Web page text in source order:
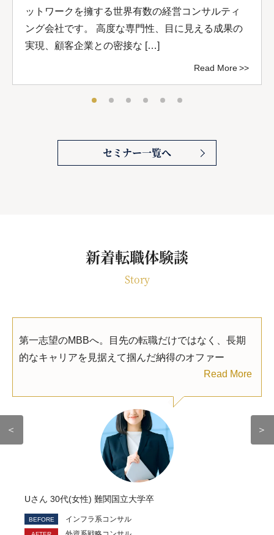
ットワークを擁する世界有数の経営コンサルティ
ング会社です。 高度な専門性、目に見える成果の
実現、顧客企業との密接な […]
Read More
セミナー一覧へ
新着転職体験談
Story
＜
第一志望のMBBへ。目先の転職だけではなく、長期
的なキャリアを見据えて掴んだ納得のオファー
Read More
Uさん 30代(女性) 難関国立大学卒
インフラ系コンサル
＞